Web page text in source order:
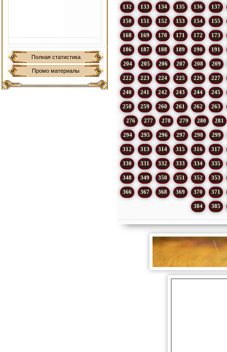
Полная статистика
Промо материалы
132 133 134 135 136 137
150 151 152 153 154 155
168 169 170 171 172 173
186 187 188 189 190 191
204 205 206 207 208 209
222 223 224 225 226 227
240 241 242 243 244 245
258 259 260 261 262 263
276 277 278 279 280 281
294 295 296 297 298 299
312 313 314 315 316 317
330 331 332 333 334 335
348 349 350 351 352 353
366 367 368 369 370 371
384 385